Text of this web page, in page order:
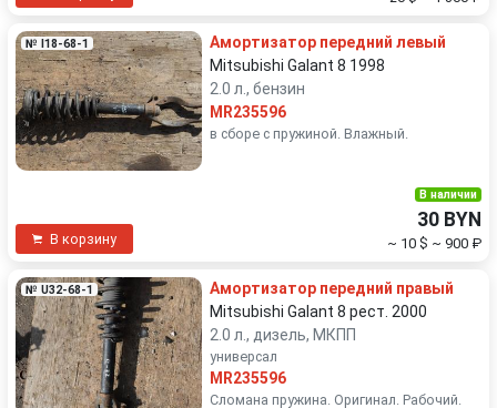
№ I18-68-1
Амортизатор передний левый
Mitsubishi Galant 8 1998
2.0 л., бензин
MR235596
в сборе с пружиной. Влажный.
В корзину
В наличии
30 BYN
~ 10 $ ~ 900 ₽
№ U32-68-1
Амортизатор передний правый
Mitsubishi Galant 8 рест. 2000
2.0 л., дизель, МКПП
универсал
MR235596
Сломана пружина. Оригинал. Рабочий.